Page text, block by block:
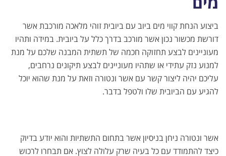
ביצוע הנחת קווי מים ביוב עם ביובית זוהי מלאכה מורכבת אשר
דורשת מכשור נכון אשר מורכב בדרך כלל על ביובית. במידה ותהיו
מעוניינים לבצע תחזוקה חכמה של תשתית המבנה שלכם על מנת
למנוע נזק עתידי או שתהיו מעוניינים לבצע תיקונים נרחבים,
עליכם יהיה ליצור קשר עם אשר ונטורה וזאת על מנת שהוא יוכל
להגיע עם הביובית שלו ולטפל בדבר.
אשר ונטורה ניחן בניסיון אשר בתחום התשתיות והוא יודע בדיוק
כיצד להתמודד עם כל בעיה שרק עלולה לצוץ. אם תבחרו לרכוש